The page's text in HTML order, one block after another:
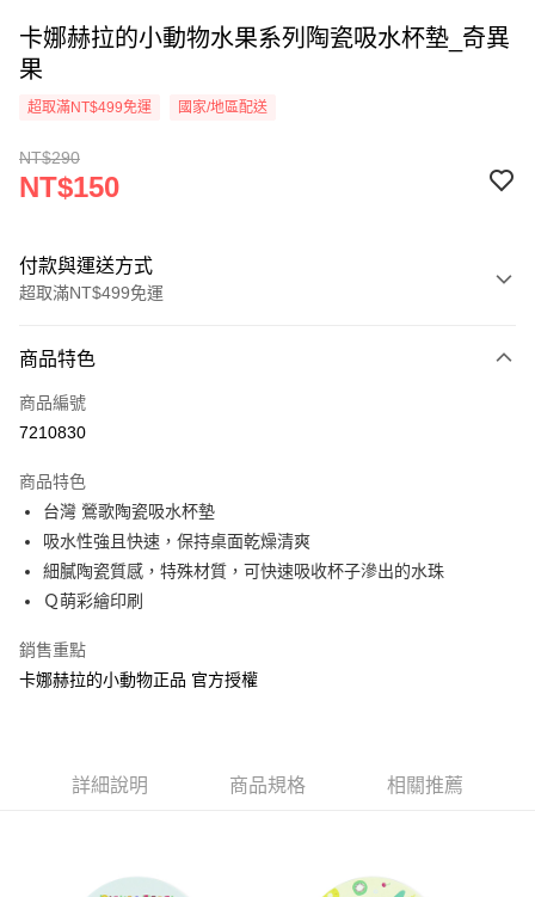
卡娜赫拉的小動物水果系列陶瓷吸水杯墊_奇異
果
超取滿NT$499免運 國家/地區配送
NT$290
NT$150
付款與運送方式
超取滿NT$499免運
信用卡一次付款
超商取貨付款
Apple Pay
街口支付
悠遊付
AFTEE先享後付
相關說明
【關於「AFTEE先享後付」】
２．便利：只要手機號碼，簡訊認證，即可結帳。
結帳頁面，進行簡訊認證並確認金額後，即可完成結帳。
付款後全家取貨
商品特色
商品編號
7210830
商品特色
台灣 鶯歌陶瓷吸水杯墊
吸水性強且快速，保持桌面乾燥清爽
細膩陶瓷質感，特殊材質，可快速吸收杯子滲出的水珠
Ｑ萌彩繪印刷
銷售重點
卡娜赫拉的小動物正品 官方授權
詳細說明 商品規格 相關推薦